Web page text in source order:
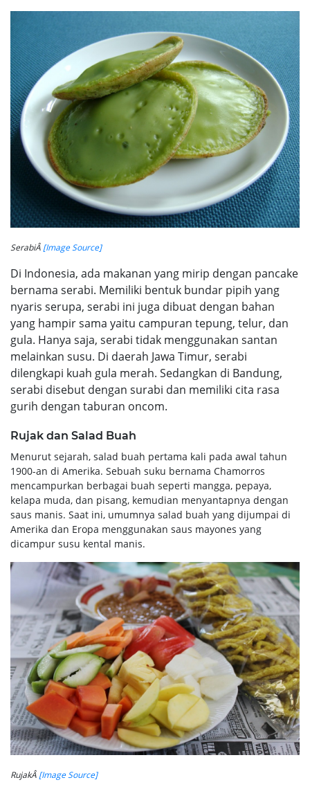
SerabiÂ [Image Source]
Di Indonesia, ada makanan yang mirip dengan pancake
bernama serabi. Memiliki bentuk bundar pipih yang
nyaris serupa, serabi ini juga dibuat dengan bahan
yang hampir sama yaitu campuran tepung, telur, dan
gula. Hanya saja, serabi tidak menggunakan santan
melainkan susu. Di daerah Jawa Timur, serabi
dilengkapi kuah gula merah. Sedangkan di Bandung,
serabi disebut dengan surabi dan memiliki cita rasa
gurih dengan taburan oncom.
Rujak dan Salad Buah
Menurut sejarah, salad buah pertama kali pada awal tahun
1900-an di Amerika. Sebuah suku bernama Chamorros
mencampurkan berbagai buah seperti mangga, pepaya,
kelapa muda, dan pisang, kemudian menyantapnya dengan
saus manis. Saat ini, umumnya salad buah yang dijumpai di
Amerika dan Eropa menggunakan saus mayones yang
dicampur susu kental manis.
RujakÂ [Image Source]